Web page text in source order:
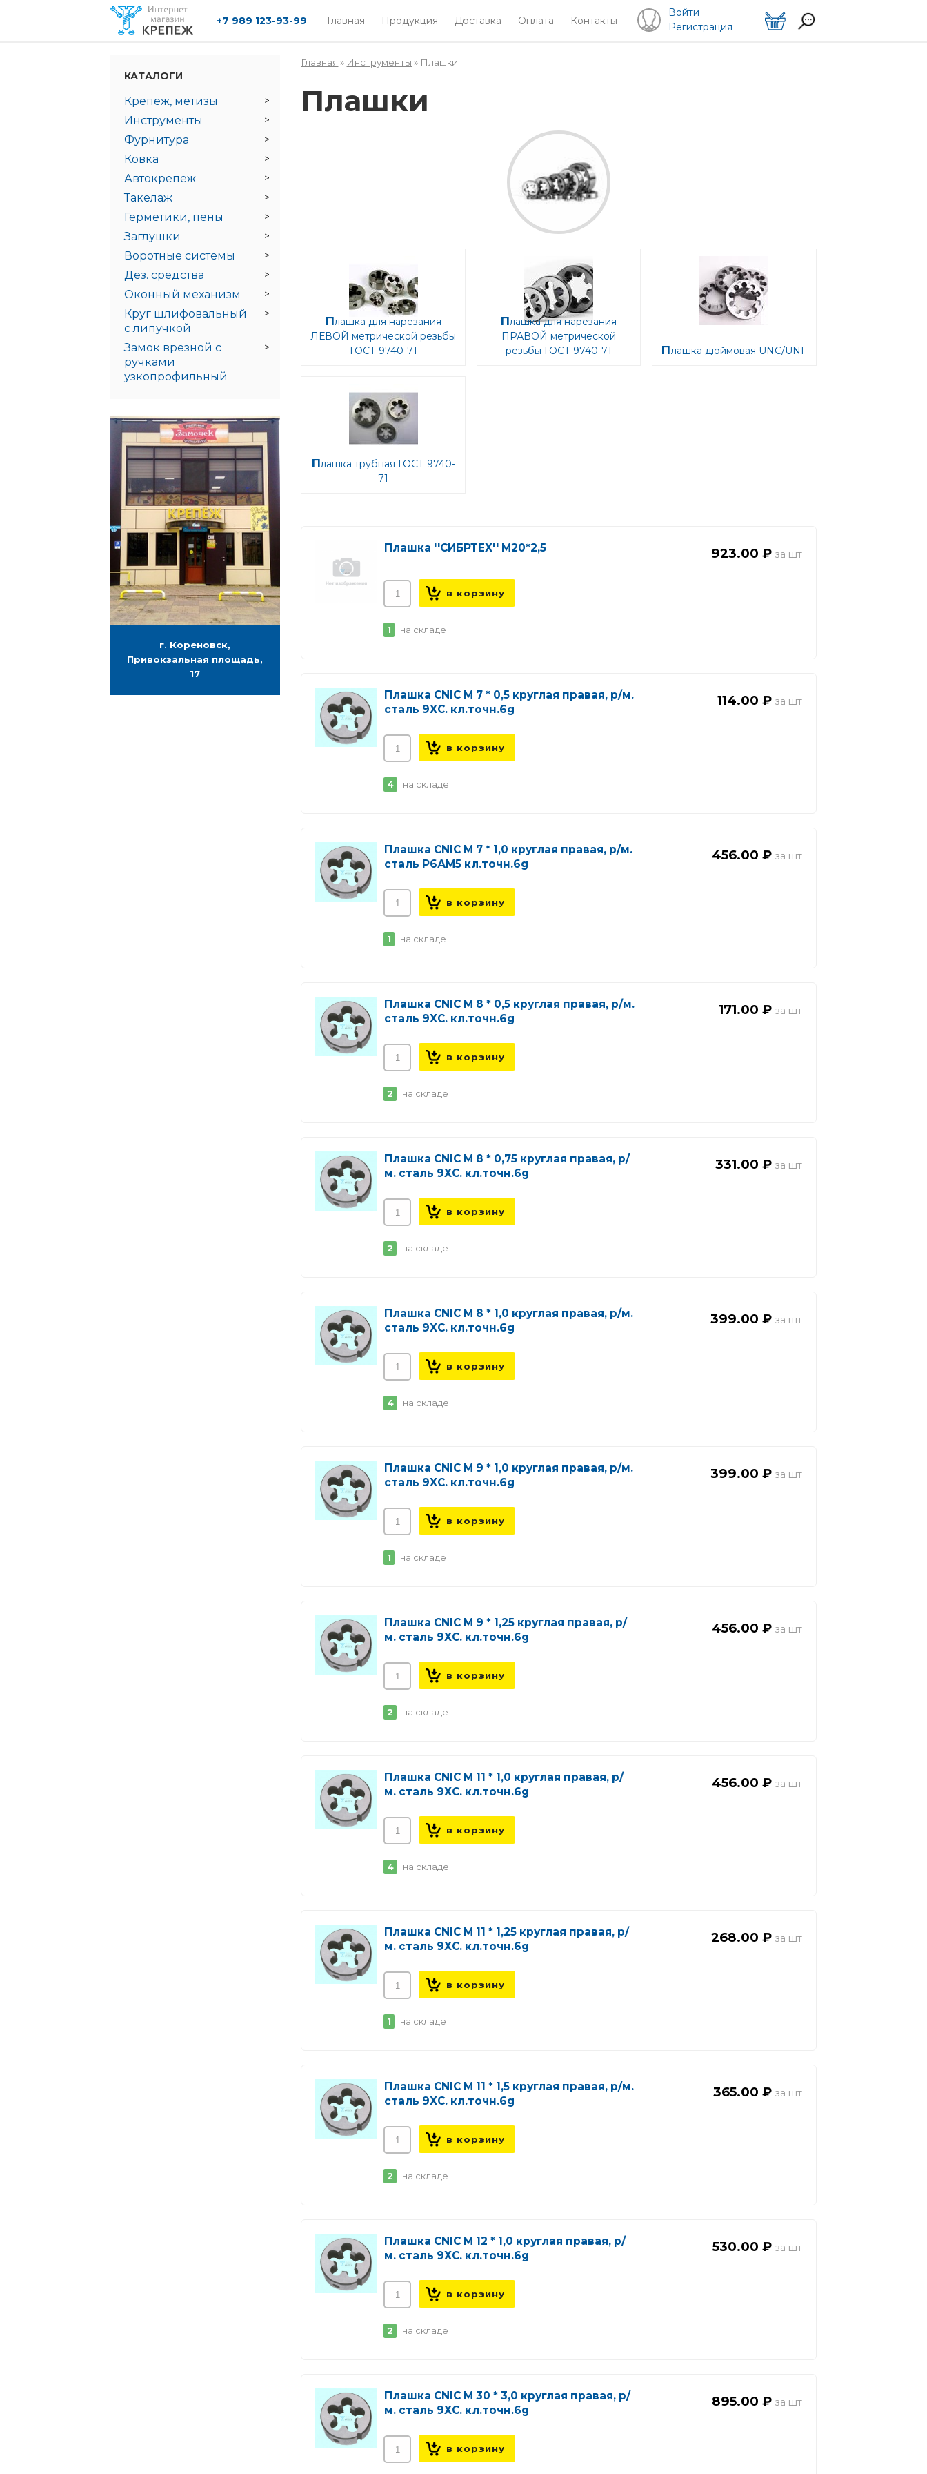
Главная Продукция Доставка Оплата Контакты
+7 989 123-93-99
Войти
Регистрация
Вы здесь
Главная » Инструменты » Плашки
Плашки
Плашка для нарезания
ЛЕВОЙ метрической резьбы
ГОСТ 9740-71
Плашка для нарезания
ПРАВОЙ метрической
резьбы ГОСТ 9740-71
Плашка дюймовая UNC/UNF
Плашка трубная ГОСТ 9740-
71
Плашка ''СИБРТЕХ'' М20*2,5 923.00 ₽
1 на складе
Плашка CNIC М 7 * 0,5 круглая правая, р/м.
сталь 9ХС. кл.точн.6g
114.00 ₽
4 на складе
Плашка CNIC М 7 * 1,0 круглая правая, р/м.
сталь Р6АМ5 кл.точн.6g
456.00 ₽
1 на складе
Плашка CNIC М 8 * 0,5 круглая правая, р/м.
сталь 9ХС. кл.точн.6g
171.00 ₽
2 на складе
Плашка CNIC М 8 * 0,75 круглая правая, р/
м. сталь 9ХС. кл.точн.6g
331.00 ₽
2 на складе
Плашка CNIC М 8 * 1,0 круглая правая, р/м.
сталь 9ХС. кл.точн.6g
399.00 ₽
4 на складе
Плашка CNIC М 9 * 1,0 круглая правая, р/м.
сталь 9ХС. кл.точн.6g
399.00 ₽
1 на складе
Плашка CNIC М 9 * 1,25 круглая правая, р/
м. сталь 9ХС. кл.точн.6g
456.00 ₽
2 на складе
Плашка CNIC М 11 * 1,0 круглая правая, р/
м. сталь 9ХС. кл.точн.6g
456.00 ₽
4 на складе
Плашка CNIC М 11 * 1,25 круглая правая, р/
м. сталь 9ХС. кл.точн.6g
268.00 ₽
1 на складе
Плашка CNIC М 11 * 1,5 круглая правая, р/м.
сталь 9ХС. кл.точн.6g
365.00 ₽
2 на складе
Плашка CNIC М 12 * 1,0 круглая правая, р/
м. сталь 9ХС. кл.точн.6g
530.00 ₽
2 на складе
Плашка CNIC М 30 * 3,0 круглая правая, р/
м. сталь 9ХС. кл.точн.6g
895.00 ₽
КАТАЛОГИ
Крепеж, метизы
Инструменты
Фурнитура
Ковка
Автокрепеж
Такелаж
Герметики, пены
Заглушки
Воротные системы
Дез. средства
Оконный механизм
Круг шлифовальный
с липучкой
Замок врезной с
ручками
узкопрофильный
г. Кореновск,
Привокзальная площадь,
17